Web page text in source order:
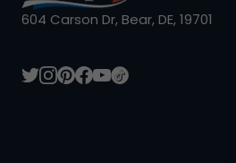
604 Carson Dr, Bear, DE, 19701